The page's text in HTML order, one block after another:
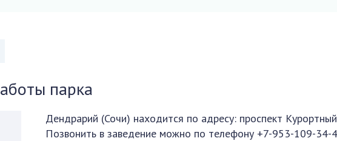
парка
Дендрарий (Сочи) находится по адресу: проспект
Позвонить в заведение можно по телефону +7-953-109-34-